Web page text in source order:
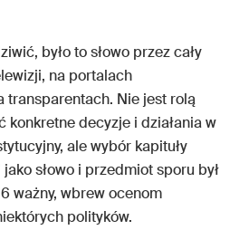
było to słowo przez cały
na portalach
transparentach. Nie jest rolą
konkretne decyzje i działania w
ale wybór kapituły
jako słowo i przedmiot sporu był
ważny, wbrew ocenom
polityków.